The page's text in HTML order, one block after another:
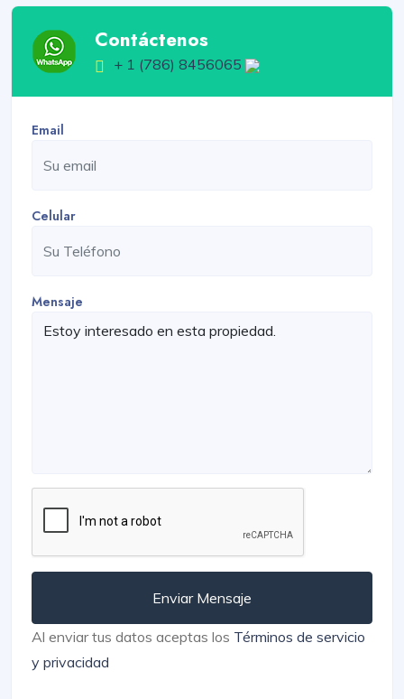
Contáctenos
+ 1 (786) 8456065
Email
Celular
Mensaje
Enviar Mensaje
Al enviar tus datos aceptas los Términos de servicio
y privacidad